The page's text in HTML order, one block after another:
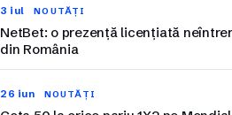
3 iul NOUTĂȚI
NetBet: o prezență licențiată
din România
26 iun NOUTĂȚI